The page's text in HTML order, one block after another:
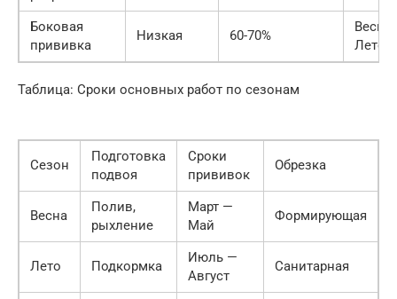
Боковая
прививка
Низкая 60-70%
Весна/
Лето
Таблица: Сроки основных работ по сезонам
Сезон
Подготовка
подвоя
Сроки
прививок
Обрезка
Весна
Полив,
рыхление
Март —
Май
Формирующая
Лето Подкормка
Июль —
Август
Санитарная